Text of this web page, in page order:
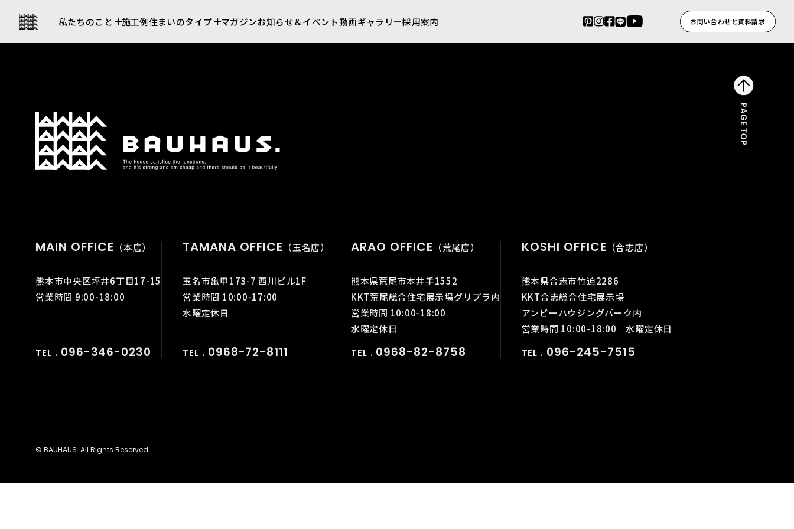
私たちのこと
会社について
施工例住まいのタイプ
建売住宅
マガジンお知らせ＆イベント動画ギャラリー採用案内 お問い合わせと資料請求
MAIN OFFICE （本店）
熊本市中央区坪井6丁目17-15
営業時間 9:00-18:00
TEL . 096-346-0230
TAMANA OFFICE （玉名店）
玉名市亀甲173-7 西川ビル1F
営業時間 10:00-17:00
水曜定休日
TEL . 0968-72-8111
ARAO OFFICE （荒尾店）
熊本県荒尾市本井手1552
KKT荒尾総合住宅展示場グリプラ内
営業時間 10:00-18:00
水曜定休日
TEL . 0968-82-8758
KOSHI OFFICE （合志店）
熊本県合志市竹迫2286
KKT合志総合住宅展示場
アンビーハウジングパーク内
営業時間 10:00-18:00水曜定休日
TEL . 096-245-7515
© BAUHAUS. All Rights Reserved.